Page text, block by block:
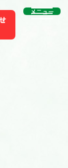
メニュー